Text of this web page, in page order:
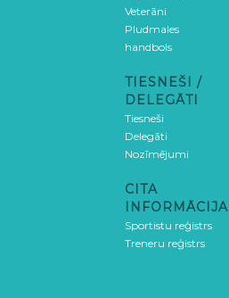
Veterāni
Pludmales
handbols
TIESNEŠI /
DELEGĀTI
Tiesneši
Delegāti
Nozīmējumi
CITA
INFORMĀCIJA
Sportistu reģistrs
Treneru reģistrs